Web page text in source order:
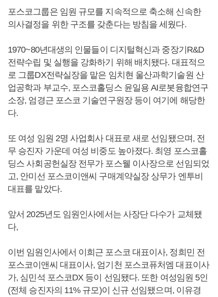
포스코그룹은 임원 규모를 지속적으로 축소해 신속한
의사결정을 위한 구조를 갖춘다는 방침을 세웠다.
1970~80년대생의 인물들이 디지털혁신과 중장기R&D
전략수립 및 실행을 강화하기 위해 배치됐다. 대표적으
로 그룹DX전략실장을 맡은 임치현 울산과학기술원 산
업공학과 부교수, 포스코홀딩스 윤일용 AI로봇융합연구
소장, 엄경근 포스코 기술연구원장 등이 여기에 해당한
다.
또 여성 임원 2명 사업회사 대표로 새로 선임됐으며, 전
무 승진자 가운데 여성 비중도 높아졌다. 최영 포스코홀
딩스 사회공헌실장 전무가 포스웰 이사장으로 선임되었
고, 안미선 포스코이앤씨 구매계약실장 상무가 엔투비
대표를 맡았다.
앞서 2025년도 임원인사에서는 사장단 다수가 교체됐
다,
이번 임원인사에서 이희근 포스코 대표이사, 정희민 전
포스코이앤씨 대표이사, 엄기천 포스코퓨처엠 대표이사
가, 심민석 포스코DX 등이 선임됐다. 또한 여성임원 5인
(전체 승진자의 11% 규모)이 신규 선임됐으며, 이유경